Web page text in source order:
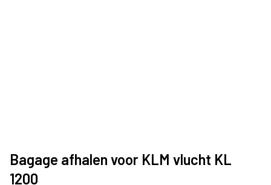
Bagage afhalen voor KLM vlucht KL
1200